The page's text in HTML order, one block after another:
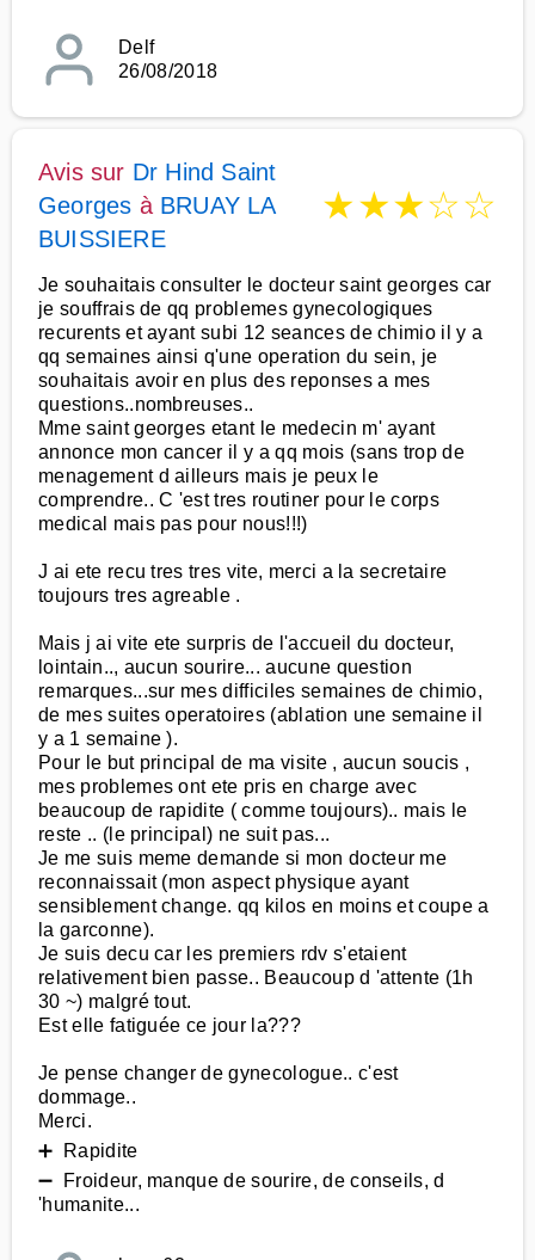
Delf
26/08/2018
Avis sur Dr Hind Saint
Georges à BRUAY LA
BUISSIERE
★★★☆☆
Je souhaitais consulter le docteur saint georges car
je souffrais de qq problemes gynecologiques
recurents et ayant subi 12 seances de chimio il y a
qq semaines ainsi q'une operation du sein, je
souhaitais avoir en plus des reponses a mes
questions..nombreuses..
Mme saint georges etant le medecin m' ayant
annonce mon cancer il y a qq mois (sans trop de
menagement d ailleurs mais je peux le
comprendre.. C 'est tres routiner pour le corps
medical mais pas pour nous!!!)
J ai ete recu tres tres vite, merci a la secretaire
toujours tres agreable .
Mais j ai vite ete surpris de l'accueil du docteur,
lointain.., aucun sourire... aucune question
remarques...sur mes difficiles semaines de chimio,
de mes suites operatoires (ablation une semaine il
y a 1 semaine ).
Pour le but principal de ma visite , aucun soucis ,
mes problemes ont ete pris en charge avec
beaucoup de rapidite ( comme toujours).. mais le
reste .. (le principal) ne suit pas...
Je me suis meme demande si mon docteur me
reconnaissait (mon aspect physique ayant
sensiblement change. qq kilos en moins et coupe a
la garconne).
Je suis decu car les premiers rdv s'etaient
relativement bien passe.. Beaucoup d 'attente (1h
30 ~) malgré tout.
Est elle fatiguée ce jour la???
Je pense changer de gynecologue.. c'est
dommage..
Merci.
➕ Rapidite
➖ Froideur, manque de sourire, de conseils, d
'humanite...